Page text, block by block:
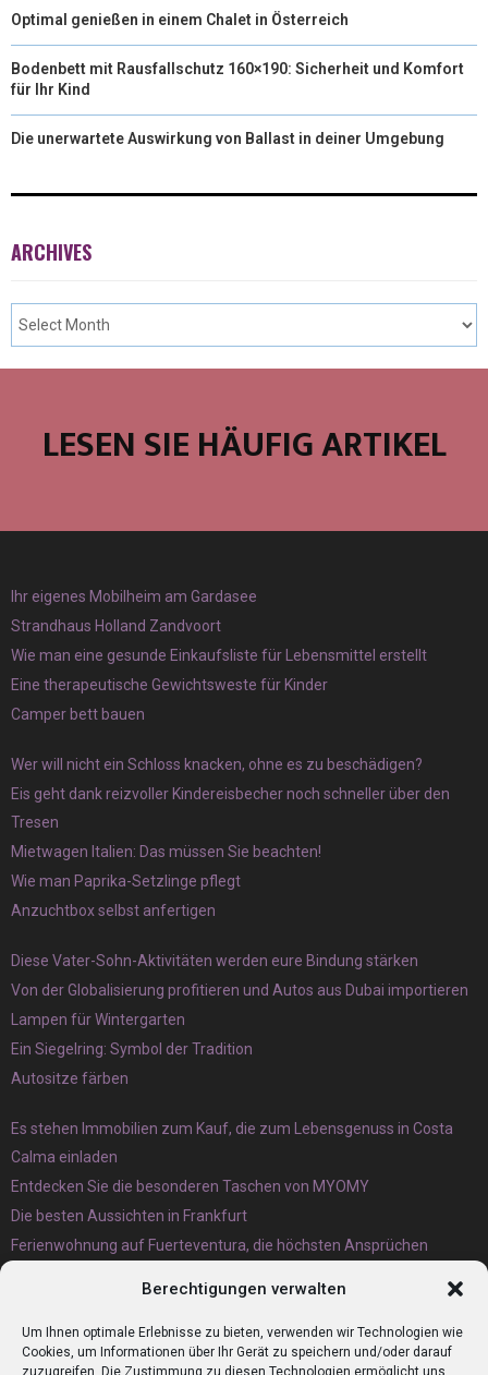
Berechtigungen verwalten
Um Ihnen optimale Erlebnisse zu bieten, verwenden wir Technologien wie
Cookies, um Informationen über Ihr Gerät zu speichern und/oder darauf
zuzugreifen. Die Zustimmung zu diesen Technologien ermöglicht uns
Optimal genießen in einem Chalet in Österreich
Bodenbett mit Rausfallschutz 160×190: Sicherheit und Komfort
für Ihr Kind
Die unerwartete Auswirkung von Ballast in deiner Umgebung
ARCHIVES
LESEN SIE HÄUFIG ARTIKEL
Ihr eigenes Mobilheim am Gardasee
Strandhaus Holland Zandvoort
Wie man eine gesunde Einkaufsliste für Lebensmittel erstellt
Eine therapeutische Gewichtsweste für Kinder
Camper bett bauen
Wer will nicht ein Schloss knacken, ohne es zu beschädigen?
Eis geht dank reizvoller Kindereisbecher noch schneller über den
Tresen
Mietwagen Italien: Das müssen Sie beachten!
Wie man Paprika-Setzlinge pflegt
Anzuchtbox selbst anfertigen
Diese Vater-Sohn-Aktivitäten werden eure Bindung stärken
Von der Globalisierung profitieren und Autos aus Dubai importieren
Lampen für Wintergarten
Ein Siegelring: Symbol der Tradition
Autositze färben
Es stehen Immobilien zum Kauf, die zum Lebensgenuss in Costa
Calma einladen
Entdecken Sie die besonderen Taschen von MYOMY
Die besten Aussichten in Frankfurt
Ferienwohnung auf Fuerteventura, die höchsten Ansprüchen
Eternit Wellplatten Entsorgung lieber heute als morgen erledigen
lassen